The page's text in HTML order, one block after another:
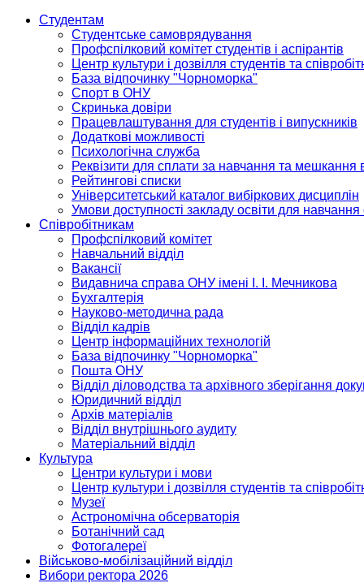
Студентам
Студентське самоврядування
Профспілковий комітет студентів і аспірантів
Центр культури і дозвілля студентів та
База відпочинку "Чорноморка"
Спорт в ОНУ
Скринька довіри
Працевлаштування для студентів і випускників
Додаткові можливості
Психологічна служба
Реквізити для сплати за навчання та мешкання
Рейтингові списки
Університетський каталог вибіркових дисциплін
Умови доступності закладу освіти для
Співробітникам
Профспілковий комітет
Навчальний відділ
Вакансії
Видавнича справа ОНУ імені І. І. Мечникова
Бухгалтерія
Науково-методична рада
Відділ кадрів
Центр інформаційних технологій
База відпочинку "Чорноморка"
Пошта ОНУ
Відділ діловодства та архівного зберігання
Юридичний відділ
Архів матеріалів
Відділ внутрішнього аудиту
Матеріальний відділ
Культура
Центри культури і мови
Центр культури і дозвілля студентів та
Музеї
Астрономічна обсерваторія
Ботанічний сад
Фотогалереї
Військово-мобілізаційний відділ
Вибори ректора 2026